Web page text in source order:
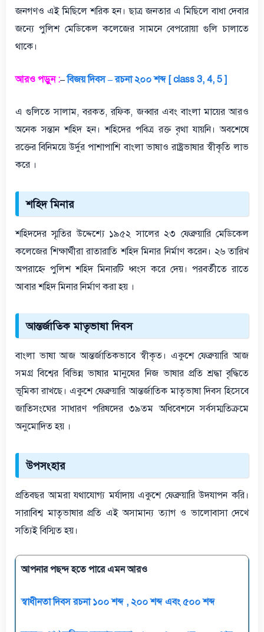
জনগণও এই মিছিলে শরিক হন। ছাত্র জনতার এ মিছিলে বাধা দেবার
জন্যে পুলিশ মেডিকেল কলেজের সামনে বেপরোয়া গুলি চালাতে
থাকে।
আরও পড়ুন :–বিজয় দিবস – রচনা ২০০ শব্দ [ class 3, 4, 5 ]
এ গুলিতে সালাম, বরকত, রফিক, জব্বার এবং বাংলা মায়ের আরও
অনেক সন্তান শহিদ হন। শহিদের পবিত্র রক্ত বৃথা যায়নি। অবশেষে
রক্তের বিনিময়ে উর্দুর পাশাপাশি বাংলা ভাষাও রাষ্ট্রভাষার স্বীকৃতি লাভ
করে ।
শহিদ মিনার
শহিদদের স্মৃতির উদ্দেশ্যে ১৯৫২ সালের ২৩ ফেব্রুয়ারি মেডিকেল
কলেজের শিক্ষার্থীরা রাতারাতি শহিদ মিনার নির্মাণ করেন। ২৬ তারিখ
অপরাহ্নে পুলিশ শহিদ মিনারটি ধ্বংস করে দেয়। পরবর্তীতে রাতে
আবার শহিদ মিনার নির্মাণ করা হয় ।
আন্তর্জাতিক মাতৃভাষা দিবস
বাংলা ভাষা আজ আন্তর্জাতিকভাবে স্বীকৃত। একুশে ফেব্রুয়ারি আজ
সমগ্র বিশ্বের বিভিন্ন ভাষার মানুষের নিজ ভাষার প্রতি শ্রদ্ধা বৃদ্ধিতে
ভূমিকা রাখছে। একুশে ফেব্রুয়ারি আন্তর্জাতিক মাতৃভাষা দিবস হিসেবে
জাতিসংঘের সাধারণ পরিষদের ৩৯তম অধিবেশনে সর্বসম্মতিক্রমে
অনুমোদিত হয় ।
উপসংহার
প্রতিবছর আমরা যথাযোগ্য মর্যাদায় একুশে ফেব্রুয়ারি উদযাপন করি।
সারাবিশ্ব মাতৃভাষার প্রতি এই অসামান্য ত্যাগ ও ভালোবাসা দেখে
সত্যিই বিস্মিত হয়।
আপনার পছন্দ হতে পারে এমন আরও
স্বাধীনতা দিবস রচনা ১০০ শব্দ , ২০০ শব্দ এবং ৫০০ শব্দ